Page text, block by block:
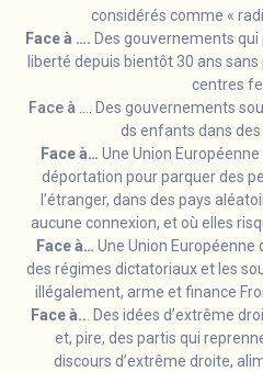
considérés comme «
Face à …. Des gouvernements
liberté depuis bientôt 30 ans
centres
Face à …. Des gouvernements
ds enfants dans
Face à… Une Union
déportation pour parquer des
l’étranger, dans des pays
aucune connexion, et où elles
Face à… Une Union Européenne
des régimes dictatoriaux et les
illégalement, arme et finance
Face à.. . Des idées d’extrême
et, pire, des partis qui
discours d’extrême droite,